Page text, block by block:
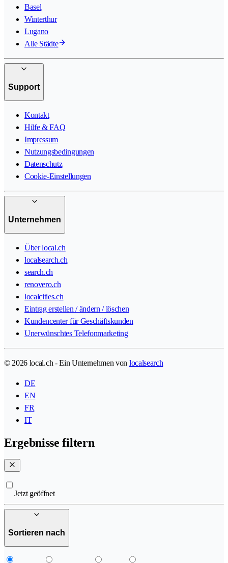
Basel
Winterthur
Lugano
Alle Städte
Support
Kontakt
Hilfe & FAQ
Impressum
Nutzungsbedingungen
Datenschutz
Cookie-Einstellungen
Unternehmen
Über local.ch
localsearch.ch
search.ch
renovero.ch
localcities.ch
Eintrag erstellen / ändern / löschen
Kundencenter für Geschäftskunden
Unerwünschtes Telefonmarketing
© 2026 local.ch - Ein Unternehmen von localsearch
DE
EN
FR
IT
Ergebnisse filtern
Jetzt geöffnet
Sortieren nach